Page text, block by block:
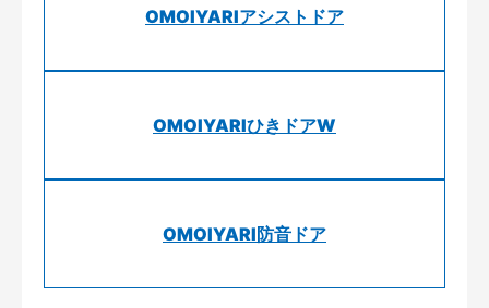
OMOIYARIアシストドア
OMOIYARIひきドアW
OMOIYARI防音ドア